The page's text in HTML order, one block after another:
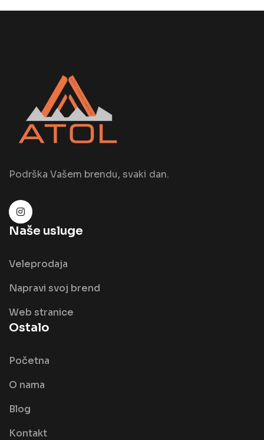
Podrška Vašem brendu, svaki dan.
Naše usluge
Veleprodaja
Napravi svoj brend
Web stranice
Ostalo
Početna
O nama
Blog
Kontakt